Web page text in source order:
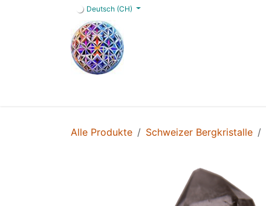
Zum Inhalt springenDeutsch (CH)
Alle Produkte Schweizer Bergkristalle